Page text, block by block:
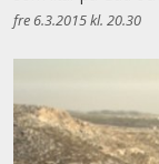
fre 6.3.2015 kl. 20.30